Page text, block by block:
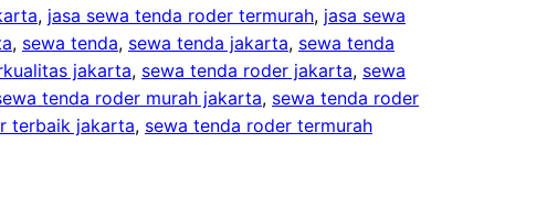
, jasa sewa tenda roder termurah, jasa sewa
, sewa tenda, sewa tenda jakarta, sewa tenda
jakarta, sewa tenda roder jakarta, sewa
tenda roder murah jakarta, sewa tenda roder
terbaik jakarta, sewa tenda roder termurah